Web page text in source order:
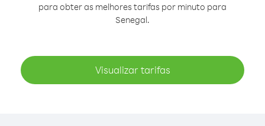
para obter as melhores tarifas por minuto para
Senegal.
Visualizar tarifas